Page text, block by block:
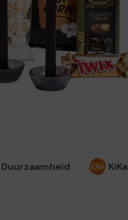
Duurzaamheid KiKa